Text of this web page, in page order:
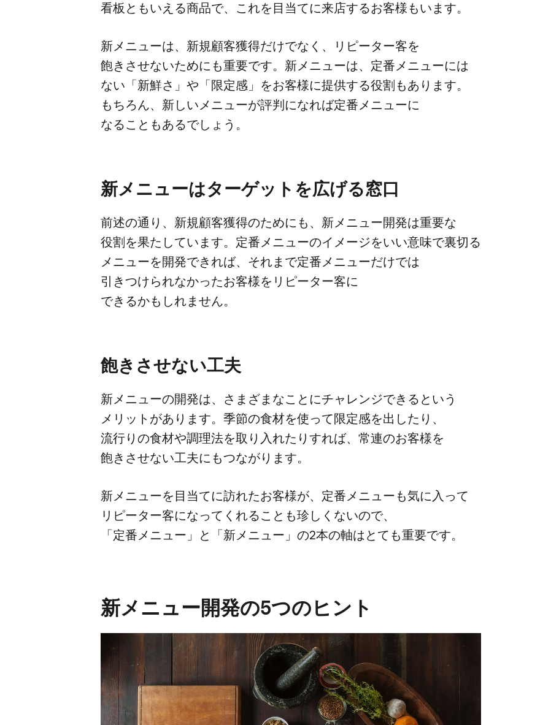
看板とも​いえる​商品で、​これを​目当てに​来店する​お客様もいます。
新メニューは、​新規顧客獲得だけでなく、​リピーター客を​
飽きさせないためにも​重要です。​新メニューは、​定番メニューには​
ない​「新鮮さ」や​「限定感」を​お客様に​提供する​役割も​あります。​
もちろん、​新しい​メニューが​評判に​なれば​定番メニューに​
なることもあるでしょう。
新メニューは​ターゲットを​広げる​窓口
前述の​通り、​新規顧客獲得の​ためにも、​新メニュー開発は​重要な​
役割を​果たしています。​定番メニューの​イメージを​いい​意味で​裏切る​
メニューを​開発できれば、​それまで​定番メニューだけでは​
引きつけられなかった​お客様を​リピーター客に​
できるかもしれません。
飽きさせない​工夫
新メニューの​開発は、​さまざまなことに​チャレンジできると​いう​
メリットが​あります。​季節の​食材を​使って​限定感を​出したり、​
流行りの​食材や​調理法を​取り入れたりすれば、​常連の​お客様を​
飽きさせない​工夫に​もつながります。
新メニューを​目当てに​訪れた​お客様が、​定番メニューも​気に入って​
リピーター客に​なってくれる​ことも​珍しくないので、​
「定番メニュー」と​「新メニュー」の​2本の​軸は​とても​重要です。
新メニュー開発の​5つの​ヒント